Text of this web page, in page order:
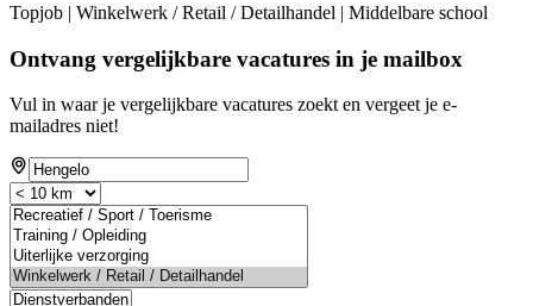
Topjob | Winkelwerk / Retail / Detailhandel | Middelbare school
Ontvang vergelijkbare vacatures in je mailbox
Vul in waar je vergelijkbare vacatures zoekt en vergeet je e-
mailadres niet!